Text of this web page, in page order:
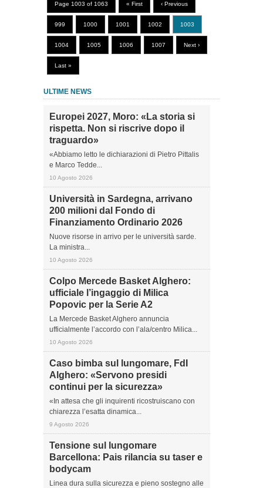
Page 1003 of 1063 « First ‹ Previous
999 1000 1001 1002 1003
1004 1005 1006 1007 Next ›
Last »
ULTIME NEWS
Europei 2027, Moro: «La storia si
rispetta. Non si riscrive dopo il
traguardo»
«Abbiamo letto le dichiarazioni di Pietro Pittalis
e Marco Tedde...
10 Agosto 2026
Università in Sardegna, arrivano
200 milioni dal Fondo di
Finanziamento Ordinario 2026
Nuove risorse in arrivo per le università sarde.
La ministra...
10 Agosto 2026
Colpo Mercede Basket Alghero:
ufficiale l’ingaggio di Milica
Popovic per la Serie A2
La Mercede Basket Alghero annuncia
ufficialmente l’accordo con l’ala/centro Milica...
10 Agosto 2026
Caso bimba sul lungomare, FdI
Alghero: «Servono presidi
continui per la sicurezza»
«In attesa che gli inquirenti ricostruiscano con
chiarezza l’esatta dinamica...
9 Agosto 2026
Tensione sul lungomare
Barcellona: Pais rilancia su taser e
bodycam
Linea dura sulla sicurezza e pieno sostegno alle